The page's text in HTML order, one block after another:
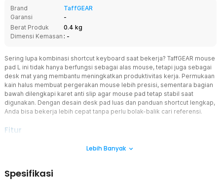
Brand
TaffGEAR
Garansi
-
Berat Produk
0.4 kg
Dimensi Kemasan : -
Sering lupa kombinasi shortcut keyboard saat bekerja? TaffGEAR mouse
pad L ini tidak hanya berfungsi sebagai alas mouse, tetapi juga sebagai
desk mat yang membantu meningkatkan produktivitas kerja. Permukaan
kain halus membuat pergerakan mouse lebih presisi, sementara bagian
bawah dilengkapi karet anti slip agar mouse pad tetap stabil saat
digunakan. Dengan desain desk pad luas dan panduan shortcut lengkap,
Anda bisa bekerja lebih cepat tanpa perlu bolak-balik cari referensi.
Fitur
Keyboard Shortcut Lengkap
yang jelas. Semua shortcut disusun rapi sehingga mudah dibaca
Lebih Banyak
Spesifikasi